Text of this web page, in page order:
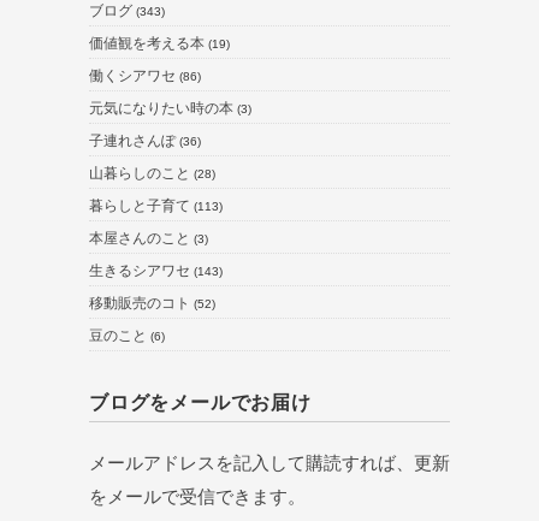
ブログ (343)
価値観を考える本 (19)
働くシアワセ (86)
元気になりたい時の本 (3)
子連れさんぽ(36)
山暮らしのこと (28)
暮らしと子育て (113)
本屋さんのこと (3)
生きるシアワセ (143)
移動販売のコト (52)
豆のこと (6)
ブログをメールでお届け
メールアドレスを記入して購読すれば、更新
をメールで受信できます。